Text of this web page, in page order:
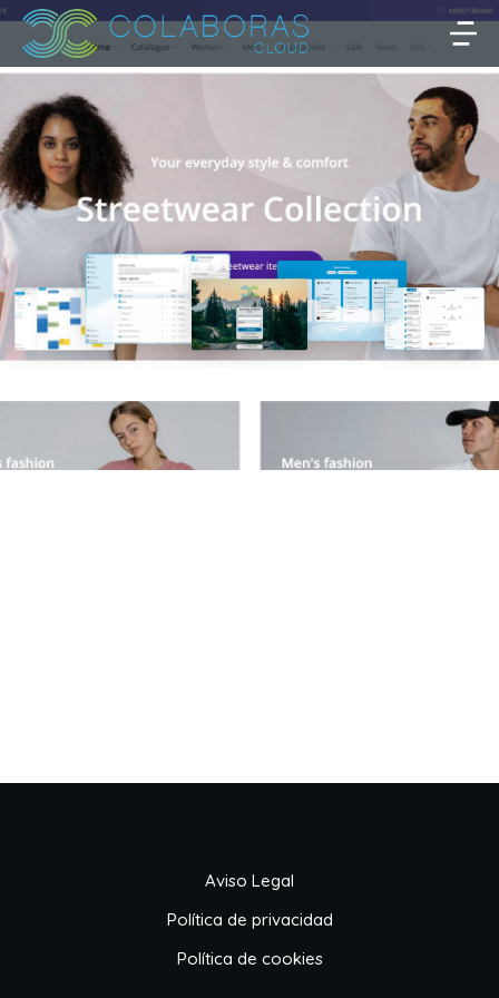
Aviso Legal
Política de privacidad
Política de cookies